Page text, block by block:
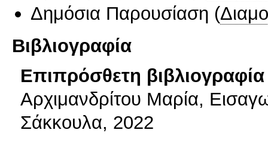
Δημόσια Παρουσίαση (
Βιβλιογραφία
Επιπρόσθετη βιβλιογραφία
Αρχιμανδρίτου Μαρία,
Σάκκουλα, 2022